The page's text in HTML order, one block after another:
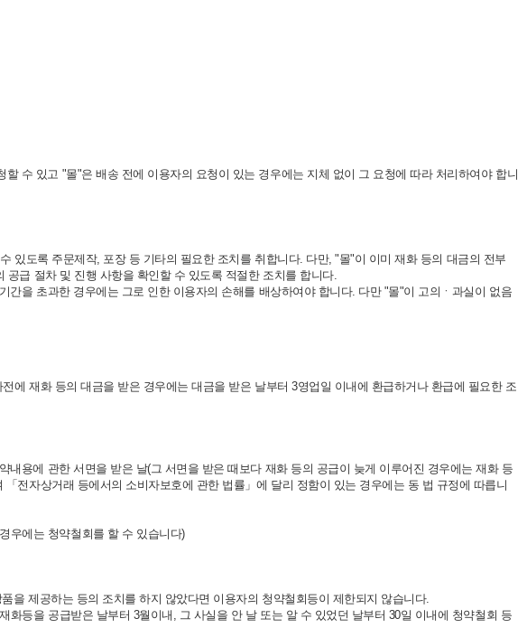
수 있고 "몰"은 배송 전에 이용자의 요청이 있는 경우에는 지체 없이 그 요청에 따라 처리하여야 합니
있도록 주문제작, 포장 등 기타의 필요한 조치를 취합니다. 다만, "몰"이 이미 재화 등의 대금의 전부
급 절차 및 진행 사항을 확인할 수 있도록 적절한 조치를 합니다.
을 초과한 경우에는 그로 인한 이용자의 손해를 배상하여야 합니다. 다만 "몰"이 고의ㆍ과실이 없음
재화 등의 대금을 받은 경우에는 대금을 받은 날부터 3영업일 이내에 환급하거나 환급에 필요한 조
용에 관한 서면을 받은 날(그 서면을 받은 때보다 재화 등의 공급이 늦게 이루어진 경우에는 재화 등
전자상거래 등에서의 소비자보호에 관한 법률」에 달리 정함이 있는 경우에는 동 법 규정에 따릅니
우에는 청약철회를 할 수 있습니다)
을 제공하는 등의 조치를 하지 않았다면 이용자의 청약철회등이 제한되지 않습니다.
등을 공급받은 날부터 3월이내, 그 사실을 안 날 또는 알 수 있었던 날부터 30일 이내에 청약철회 등